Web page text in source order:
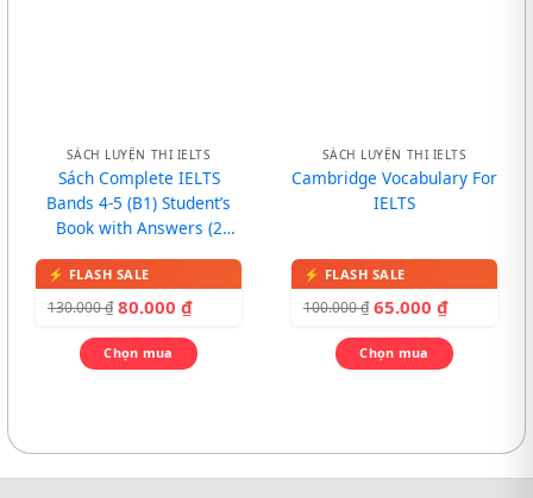
SÁCH LUYỆN THI IELTS
Sách Complete IELTS
Bands 4-5 (B1) Student’s
Book with Answers (2
130.000₫ 80.000 ₫
Chọn mua
SÁCH LUYỆN THI IELTS
Cambridge Vocabulary For
IELTS
100.000₫ 65.000 ₫
Chọn mua